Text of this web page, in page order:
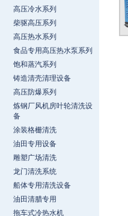
高压冷水系列
柴驱高压系列
高压热水系列
食品专用高压热水泵系列
饱和蒸汽系列
铸造清壳清理设备
高压防爆系列
炼钢厂风机房叶轮清洗设
备
涂装格栅清洗
油田专用设备
雕塑广场清洗
龙门清洗系统
船体专用清洗设备
油田清腊专用
拖车式冷热水机